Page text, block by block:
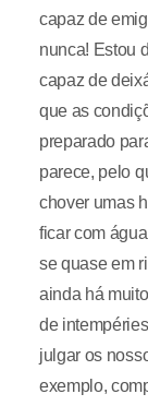
capaz de
nunca! Estou
capaz de
que as
preparado
parece, pelo
chover umas
ficar com
se quase em
ainda há
de
julgar os
exemplo,